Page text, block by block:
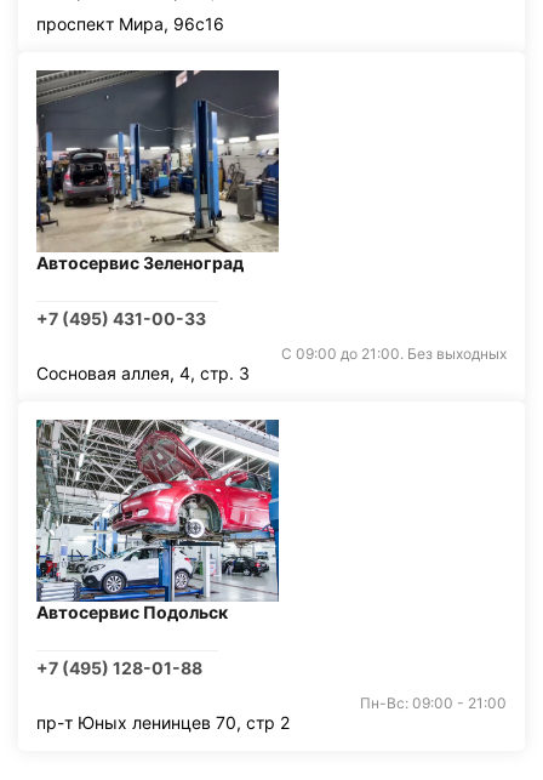
проспект Мира, 96с16
Автосервис Зеленоград
+7 (495) 431-00-33
С 09:00 до 21:00. Без выходных
Сосновая аллея, 4, стр. 3
Автосервис Подольск
+7 (495) 128-01-88
Пн-Вс: 09:00 - 21:00
пр-т Юных ленинцев 70, стр 2